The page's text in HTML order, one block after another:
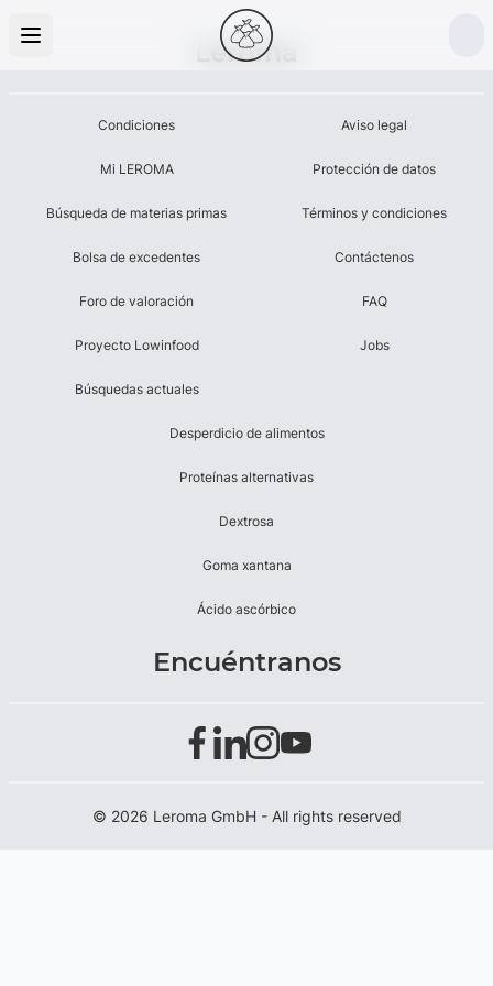
Leroma
Condiciones
Mi LEROMA
Búsqueda de materias primas
Bolsa de excedentes
Foro de valoración
Proyecto Lowinfood
Búsquedas actuales
Aviso legal
Protección de datos
Términos y condiciones
Contáctenos
FAQ
Jobs
Desperdicio de alimentos
Proteínas alternativas
Dextrosa
Goma xantana
Ácido ascórbico
Encuéntranos
© 2026 Leroma GmbH - All rights reserved